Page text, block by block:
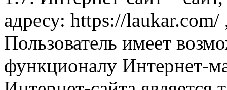
адресу: https://laukar.com/
Пользователь имеет
функционалу Интернет-